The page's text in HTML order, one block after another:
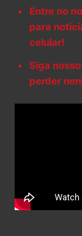
Entre no
para
celular!
Siga
perder